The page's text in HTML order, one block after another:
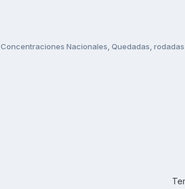
Concentraciones Nacionales, Quedadas,